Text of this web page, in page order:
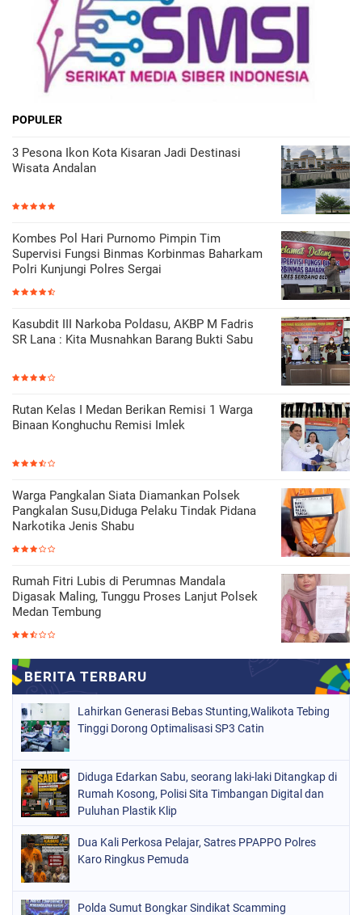
POPULER
3 Pesona Ikon Kota Kisaran Jadi Destinasi
Wisata Andalan
Kombes Pol Hari Purnomo Pimpin Tim
Supervisi Fungsi Binmas Korbinmas Baharkam
Polri Kunjungi Polres Sergai
Kasubdit III Narkoba Poldasu, AKBP M Fadris
SR Lana : Kita Musnahkan Barang Bukti Sabu
Rutan Kelas I Medan Berikan Remisi 1 Warga
Binaan Konghuchu Remisi Imlek
Warga Pangkalan Siata Diamankan Polsek
Pangkalan Susu,Diduga Pelaku Tindak Pidana
Narkotika Jenis Shabu
Rumah Fitri Lubis di Perumnas Mandala
Digasak Maling, Tunggu Proses Lanjut Polsek
Medan Tembung
Lahirkan Generasi Bebas Stunting,Walikota Tebing
Tinggi Dorong Optimalisasi SP3 Catin
Diduga Edarkan Sabu, seorang laki-laki Ditangkap di
Rumah Kosong, Polisi Sita Timbangan Digital dan
Puluhan Plastik Klip
Dua Kali Perkosa Pelajar, Satres PPAPPO Polres
Karo Ringkus Pemuda
Polda Sumut Bongkar Sindikat Scamming